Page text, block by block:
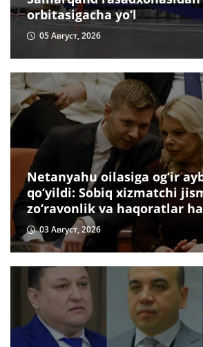
orbitasigacha yo‘l
05 Август, 2026
Netanyahu oilasiga og‘ir
qo‘yildi: Sobiq xizmatchi
zo‘ravonlik va haqoratlar
03 Август, 2026